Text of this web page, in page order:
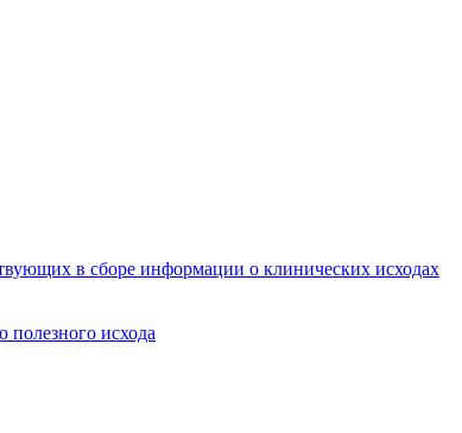
в сборе информации о клинических исходах
исхода